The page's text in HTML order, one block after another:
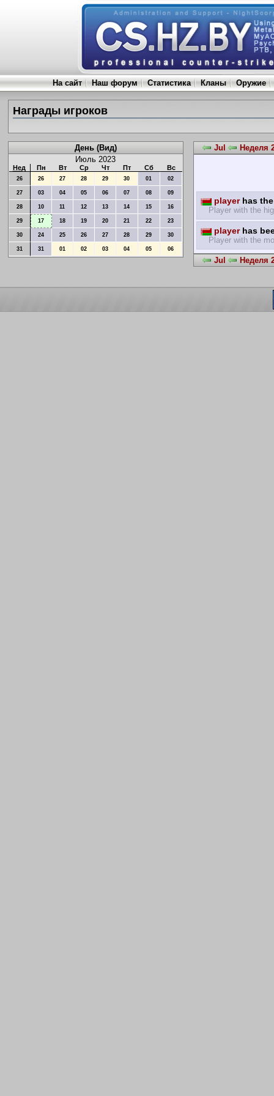
На сайт Наш форум Статистика Кланы Оружие
Награды игроков
День (Вид)
Июль 2023
Нед Пн Вт Ср Чт Пт Сб Вс
26 26 27 28 29 30 01 02
27 03 04 05 06 07 08 09
28 10 11 12 13 14 15 16
29 17 18 19 20 21 22 23
30 24 25 26 27 28 29 30
31 31 01 02 03 04 05 06
Jul Неделя
playerhas the
Player with the
playerhas
Player with the
Jul Неделя